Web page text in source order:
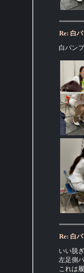
Re: 白
白パン
Re: 白
いい脱
左足側
これは